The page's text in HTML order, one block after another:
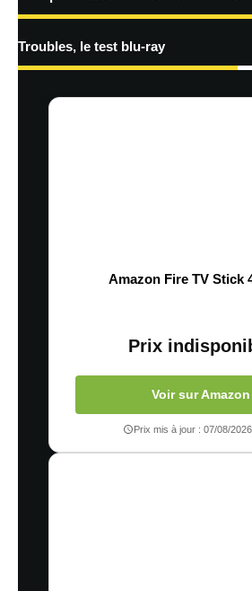
Troubles, le test blu-ray
Amazon Fire TV Stick
Prix
Voir sur Amazon
Prix mis à jour : 07/08/